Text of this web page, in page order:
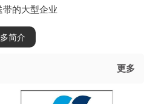
的大型企业
简介
更多